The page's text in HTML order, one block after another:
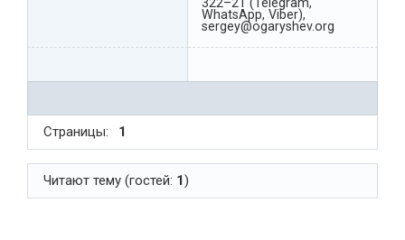
322–21 (Telegram,
WhatsApp, Viber),
sergey@ogaryshev.org
Страницы: 1
Читают тему (гостей: 1)